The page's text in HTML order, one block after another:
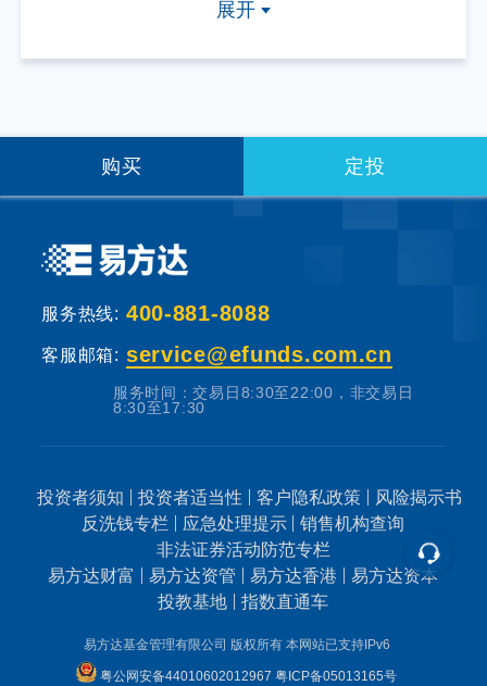
其主要功能是分散投资，降低投资单一证券所
提供固定收益预期的金融工具，当您购买基金
险承受能力和基金的风险等级进行划分，并提
金风险特征的表述与基金销售机构对基金的风
险评级可能不一致，您在做出投资决策之前，
产品资料概要等产品法律文件和本风险揭示
根据自身的投资目的、投资期限、投资经验、
资产状况等因素充分考虑自身的风险承受能
力，在了解产品情况及销售适当性意见的基础
上，理性判断并谨慎做出投资决策。
根据有关法律法规，基金管理人易方达基金管
展开
购买 定投
服务热线: 400-881-8088
客服邮箱: service@efunds.com.cn
服务时间：交易日8:30至22:00，非交易日
8:30至17:30
投资者须知 投资者适当性 客户隐私政策
风险揭示书
反洗钱专栏
应急处理提示
销售机构查询
非法证券活动防范专栏
易方达财富
易方达资管 易方达香港
易方达资本
投教基地
指数直通车
易方达基金管理有限公司 版权所有 本网站已支持IPv6
粤公网安备44010602012967粤ICP备05013165号